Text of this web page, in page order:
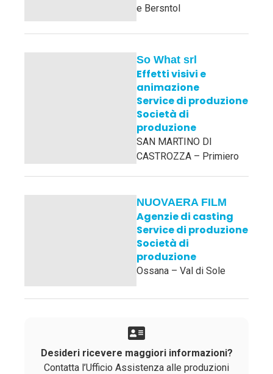
e Bersntol
So What srl
Effetti visivi e
animazione
Service di produzione
Società di
produzione
SAN MARTINO DI
CASTROZZA – Primiero
NUOVAERA FILM
Agenzie di casting
Service di produzione
Società di
produzione
Ossana – Val di Sole
Desideri ricevere maggiori informazioni?
Contatta l’Ufficio Assistenza alle produzioni